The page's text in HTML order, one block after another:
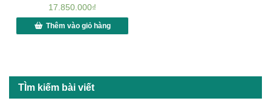
17.850.000₫
Thêm vào giỏ hàng
TÌm kiếm bài viết